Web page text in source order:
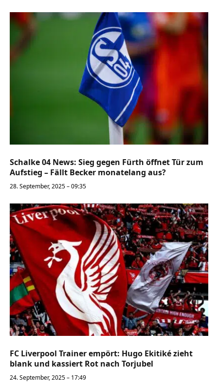
Schalke 04 News: Sieg gegen Fürth öffnet Tür zum
Aufstieg – Fällt Becker monatelang aus?
28. September, 2025 – 09:35
FC Liverpool Trainer empört: Hugo Ekitiké zieht
blank und kassiert Rot nach Torjubel
24. September, 2025 – 17:49